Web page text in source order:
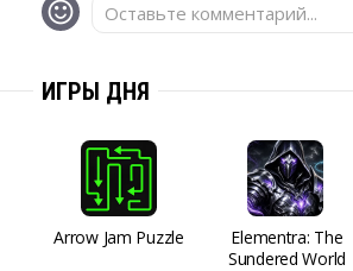
Оставьте комментарий...
ИГРЫ ДНЯ
Arrow Jam Puzzle
Elementra: The
Sundered World